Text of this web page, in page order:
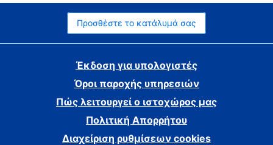
Προσθέστε το κατάλυμά σας
Έκδοση για υπολογιστές
Όροι παροχής υπηρεσιών
Πώς λειτουργεί ο ιστοχώρος μας
Πολιτική Απορρήτου
Διαχείριση ρυθμίσεων cookies